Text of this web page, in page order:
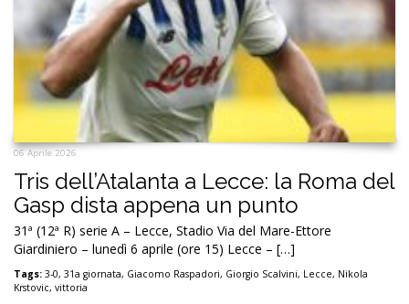
06 Aprile 2026
Tris dell’Atalanta a Lecce: la Roma del
Gasp dista appena un punto
31ª (12ª R) serie A – Lecce, Stadio Via del Mare-Ettore
Giardiniero – lunedì 6 aprile (ore 15) Lecce – […]
Tags: 3-0, 31a giornata, Giacomo Raspadori, Giorgio Scalvini, Lecce, Nikola
Krstovic, vittoria